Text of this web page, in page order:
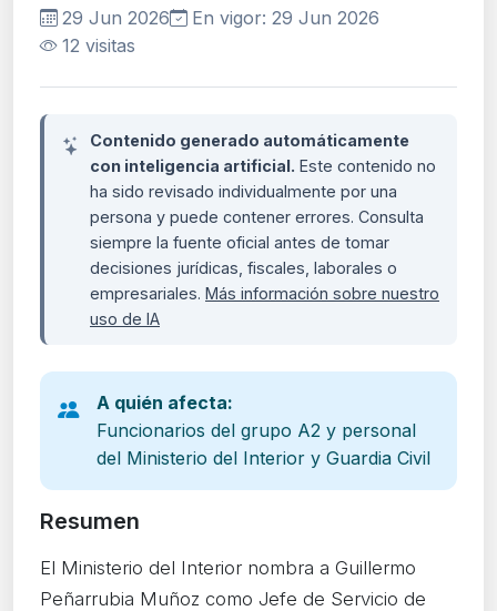
29 Jun 2026
En vigor: 29 Jun 2026
12 visitas
Contenido generado automáticamente
con inteligencia artificial. Este contenido no
ha sido revisado individualmente por una
persona y puede contener errores. Consulta
siempre la fuente oficial antes de tomar
decisiones jurídicas, fiscales, laborales o
empresariales. Más información sobre nuestro
uso de IA
A quién afecta:
Funcionarios del grupo A2 y personal
del Ministerio del Interior y Guardia Civil
Resumen
El Ministerio del Interior nombra a Guillermo
Peñarrubia Muñoz como Jefe de Servicio de